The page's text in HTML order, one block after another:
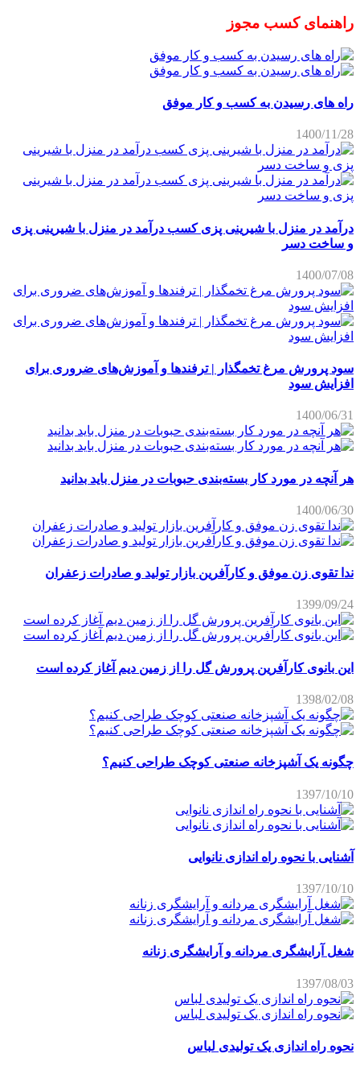
راهنمای کسب مجوز
راه های رسیدن به کسب و کار موفق
1400/11/28
درآمد در منزل با شیرینی پزی کسب درآمد در منزل با شیرینی پزی
و ساخت دسر
1400/07/08
سود پرورش مرغ تخمگذار | ترفندها و آموزش‌های ضروری برای
افزایش سود
1400/06/31
هر آنچه در مورد کار بسته‌بندی حبوبات در منزل باید بدانید
1400/06/30
ندا تقوی زن موفق و کارآفرین بازار تولید و صادرات زعفران
1399/09/24
این بانوی کارآفرین پرورش گل را از زمین دیم آغاز کرده است
1398/02/08
چگونه یک آشپزخانه صنعتی کوچک طراحی کنیم؟
1397/10/10
آشنایی با نحوه راه اندازی نانوایی
1397/10/10
شغل آرایشگری مردانه و آرایشگری زنانه
1397/08/03
نحوه راه اندازی یک تولیدی لباس